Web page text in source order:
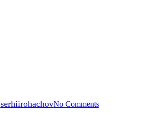
serhiirohachovNo Comments